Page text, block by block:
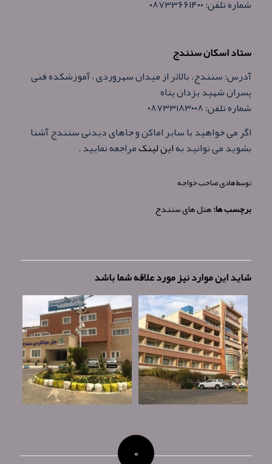
شماره تلفن: ۰۸۷۳۳۶۶۱۴۰۰
ستاد اسکان سنندج
آدرس: سنندج، بالاتر از میدان سهروردی ، آموزشکده فنی
پسران شهید یزدان پناه
شماره تلفن: ۰۸۷۳۳۱۸۳۰۰۸
اگر می خواهید با سایر اماکن و جاهای دیدنی سنندج آشنا
بشوید می توانید بهاین لینکمراجعه نمایید .
توسطهادی صاحب خواجه
برچسب ها:هتل های سنندج
شاید این موارد نیز مورد علاقه شما باشد
۰